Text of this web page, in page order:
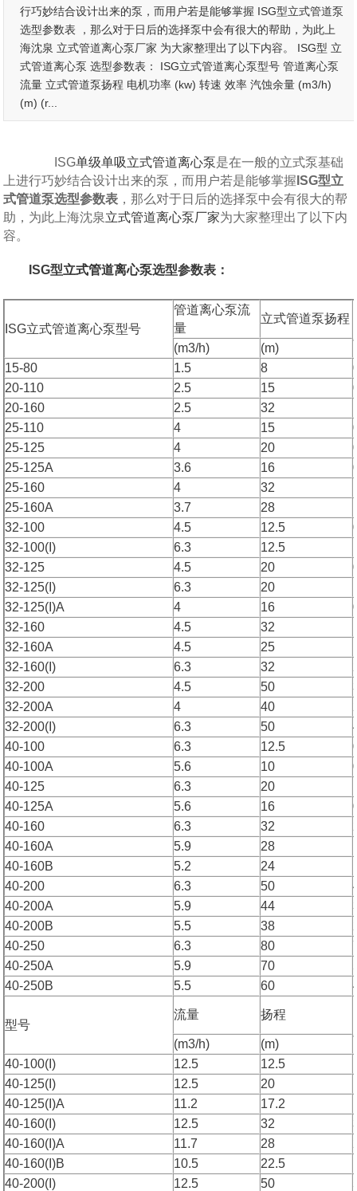
行巧妙结合设计出来的泵，而用户若是能够掌握 ISG型立式管道泵
选型参数表 ，那么对于日后的选择泵中会有很大的帮助，为此上
海沈泉 立式管道离心泵厂家 为大家整理出了以下内容。 ISG型 立
式管道离心泵 选型参数表： ISG立式管道离心泵型号 管道离心泵
流量 立式管道泵扬程 电机功率 (kw) 转速 效率 汽蚀余量 (m3/h)
(m) (r...
ISG单级单吸立式管道离心泵是在一般的立式泵基础
上进行巧妙结合设计出来的泵，而用户若是能够掌握 ISG型立
式管道泵选型参数表 ，那么对于日后的选择泵中会有很大的帮
助，为此上海沈泉立式管道离心泵厂家为大家整理出了以下内
容。
ISG型立式管道离心泵选型参数表：
ISG立式管道离心泵型号
管道离心泵流
量
立式管道泵扬程
(m3/h)
(m)
15-80
1.5 8
20-110
2.5 15
20-160
2.5 32
25-110
4 15
25-125
4 20
25-125A
3.6 16
25-160
4 32
25-160A
3.7 28
32-100
4.5 12.5
32-100(I)
6.3 12.5
32-125
4.5 20
32-125(I)
6.3 20
32-125(I)A
4 16
32-160
4.5 32
32-160A
4.5 25
32-160(I)
6.3 32
32-200
4.5 50
32-200A
4 40
32-200(I)
6.3 50
40-100
6.3 12.5
40-100A
5.6 10
40-125
6.3 20
40-125A
5.6 16
40-160
6.3 32
40-160A
5.9 28
40-160B
5.2 24
40-200
6.3 50
40-200A
5.9 44
40-200B
5.5 38
40-250
6.3 80
40-250A
5.9 70
40-250B
5.5 60
型号
流量 扬程
(m3/h)
(m)
40-100(I)
12.5 12.5
40-125(I)
12.5 20
40-125(I)A
11.2 17.2
40-160(I)
12.5 32
40-160(I)A
11.7 28
40-160(I)B
10.5 22.5
40-200(I)
12.5 50